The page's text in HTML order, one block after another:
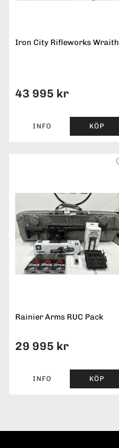
Iron City Rifleworks Wraith
43 995 kr
INFO KÖP
Rainier Arms RUC Pack
29 995 kr
INFO KÖP